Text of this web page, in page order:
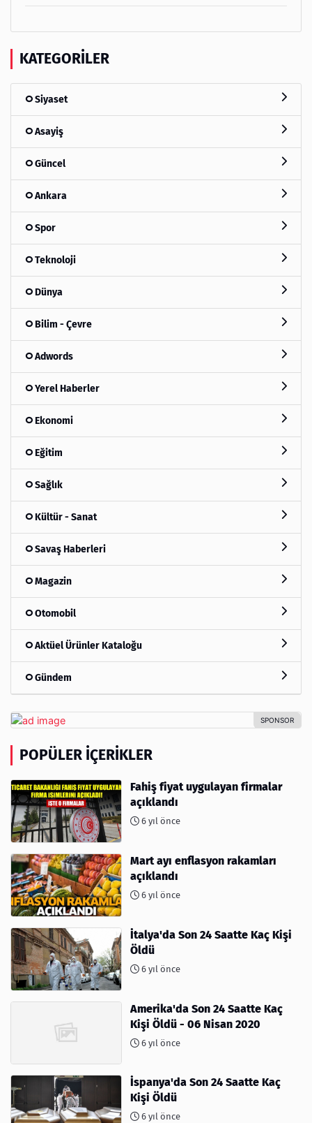
KATEGORILER
Siyaset
Asayiş
Güncel
Ankara
Spor
Teknoloji
Dünya
Bilim - Çevre
Adwords
Yerel Haberler
Ekonomi
Eğitim
Sağlık
Kültür - Sanat
Savaş Haberleri
Magazin
Otomobil
Aktüel Ürünler Kataloğu
Gündem
POPÜLER İÇERIKLER
Fahiş fiyat uygulayan firmalar
açıklandı
6 yıl önce
Mart ayı enflasyon rakamları
açıklandı
6 yıl önce
İtalya'da Son 24 Saatte Kaç Kişi
Öldü
6 yıl önce
Amerika'da Son 24 Saatte Kaç
Kişi Öldü - 06 Nisan 2020
6 yıl önce
İspanya'da Son 24 Saatte Kaç
Kişi Öldü
6 yıl önce